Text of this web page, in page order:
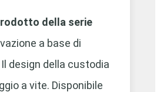
della serie
a base di
design della custodia
a vite. Disponibile